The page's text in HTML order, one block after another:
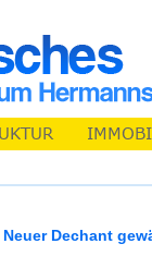
Neuer Dechant